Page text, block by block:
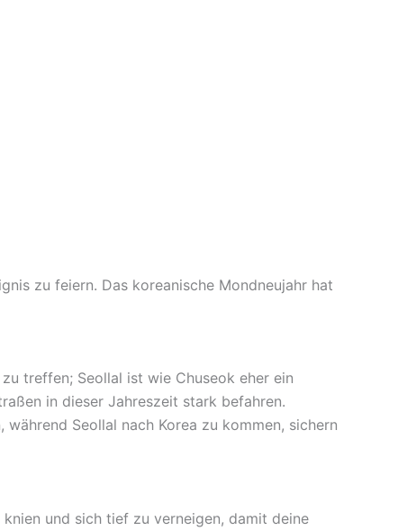
zu feiern. Das koreanische Mondneujahr hat
treffen; Seollal ist wie Chuseok eher ein
in dieser Jahreszeit stark befahren.
Seollal nach Korea zu kommen, sichern
und sich tief zu verneigen, damit deine